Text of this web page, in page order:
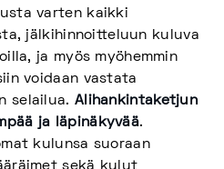
varten kaikki
jälkihinnoitteluun kuluva
ja myös myöhemmin
voidaan vastata
selailua. Alihankintaketjun
ja läpinäkyvää.
kulunsa suoraan
sekä kulut